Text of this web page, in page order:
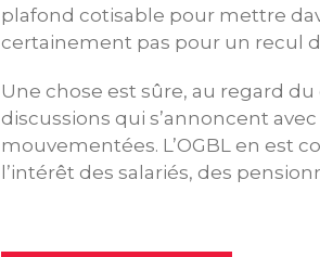
plafond cotisable pour mettre
certainement pas pour un recul
Une chose est sûre, au regard
discussions qui s’annoncent
mouvementées. L’OGBL en est
l’intérêt des salariés, des